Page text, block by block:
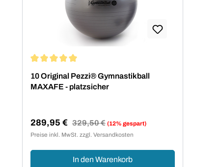
10 Original Pezzi® Gymnastikball
MAXAFE - platzsicher
Verkaufspreis:
289,95 € Regulärer Preis:
329,50 € (12% gespart)
Preise inkl. MwSt. zzgl. Versandkosten
In den Warenkorb